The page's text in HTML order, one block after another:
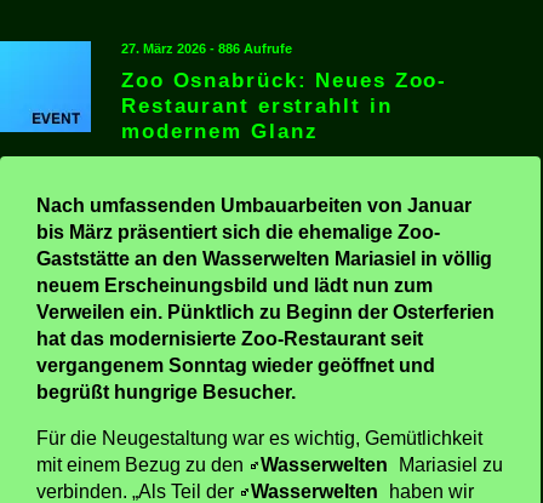
27. März 2026 - 886 Aufrufe
Zoo Osnabrück: Neues Zoo-
Restaurant erstrahlt in
modernem Glanz
Nach umfassenden Umbauarbeiten von Januar
bis März präsentiert sich die ehemalige Zoo-
Gaststätte an den Wasserwelten Mariasiel in völlig
neuem Erscheinungsbild und lädt nun zum
Verweilen ein. Pünktlich zu Beginn der Osterferien
hat das modernisierte Zoo-Restaurant seit
vergangenem Sonntag wieder geöffnet und
begrüßt hungrige Besucher.
Für die Neugestaltung war es wichtig, Gemütlichkeit
mit einem Bezug zu den
Wasserwelten
Mariasiel zu
verbinden. „Als Teil der
Wasserwelten
haben wir